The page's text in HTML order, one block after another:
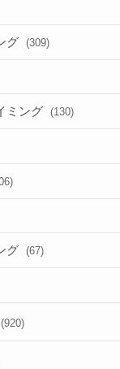
グ (309)
ミング (130)
グ (67)
(920)